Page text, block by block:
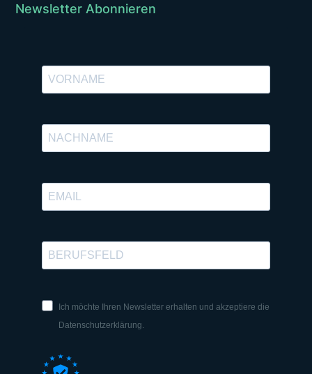
Newsletter Abonnieren
Ich möchte Ihren Newsletter erhalten und akzeptiere die
Datenschutzerklärung.